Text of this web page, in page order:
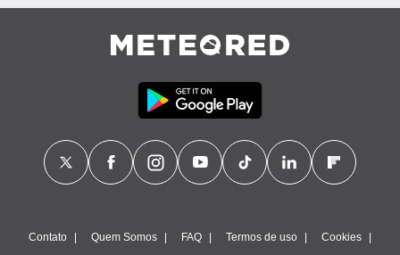
Contato Quem Somos FAQ Termos de uso Cookies